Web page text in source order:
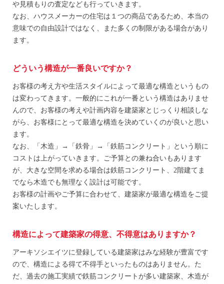
や見積もりの査定なども行っていきます。
なお、ハウスメーカーの住宅は１つの商品であるため、本当の
意味での自由設計ではなく、また多くの制限がある場合があり
ます。
どういう構造が一番良いですか？
お客様の考え方や生活スタイルによって最適な構造というもの
は変わってきます。一般的にこれが一番という構造はありませ
んので、お客様の考えや計画内容を建築家とじっくり相談しな
がら、お客様にとって最適な構造を決めていくのが良いと思い
ます。
なお、「木造」→「鉄骨」→「鉄筋コンクリート」という順に
コストは上がっていきます。ご予算との兼ね合いもあります
が、大きな空間を求める場合は鉄筋コンクリート、2階建てま
でなら木造でも無理なく設計は可能です。
お客様の計画やご予算に合わせて、建築家が最適な構造をご提
案いたします。
構造によって建築家の得意、不得意はありますか？
アーキソシエイツに登録している建築家はみな経験が豊富です
ので、構造による得て不得手といったものはありません。た
だ、過去の施工実績で鉄筋コンクリートが多い建築家、木造が